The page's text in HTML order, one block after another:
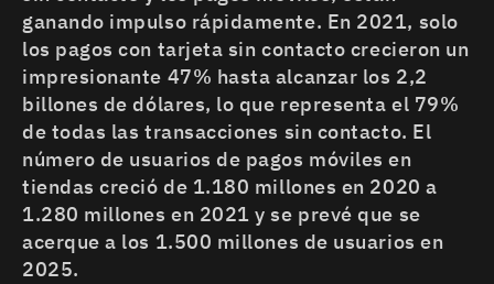
ganando impulso rápidamente. En 2021, solo
los pagos con tarjeta sin contacto crecieron un
impresionante 47% hasta alcanzar los 2,2
billones de dólares, lo que representa el 79%
de todas las transacciones sin contacto. El
número de usuarios de pagos móviles en
tiendas creció de 1.180 millones en 2020 a
1.280 millones en 2021 y se prevé que se
acerque a los 1.500 millones de usuarios en
2025.